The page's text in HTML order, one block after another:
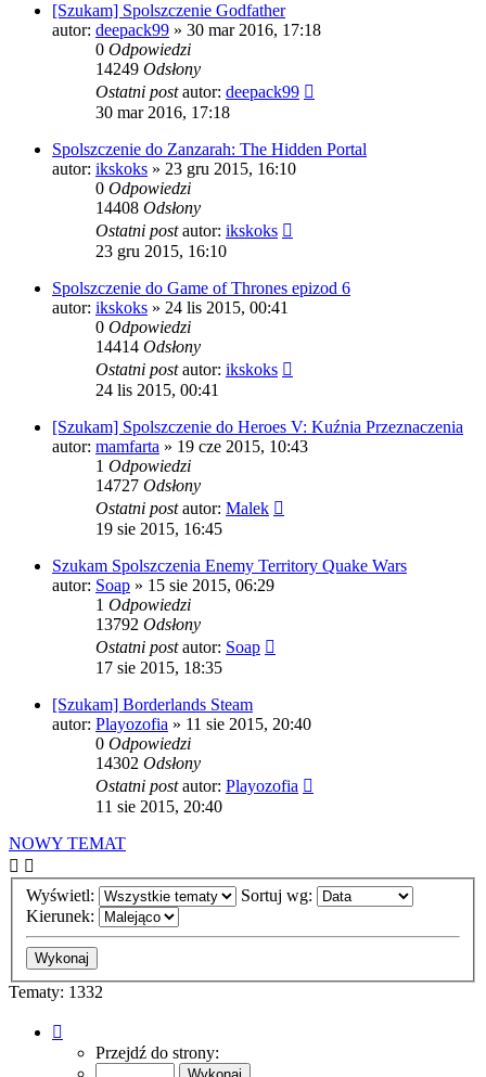
[Szukam] Spolszczenie Godfather
autor: deepack99 » 30 mar 2016, 17:18
0 Odpowiedzi
14249 Odsłony
Ostatni postautor: deepack99
30 mar 2016, 17:18
Spolszczenie do Zanzarah: The Hidden Portal
autor: ikskoks » 23 gru 2015, 16:10
0 Odpowiedzi
14408 Odsłony
Ostatni postautor: ikskoks
23 gru 2015, 16:10
Spolszczenie do Game of Thrones epizod 6
autor: ikskoks » 24 lis 2015, 00:41
0 Odpowiedzi
14414 Odsłony
Ostatni postautor: ikskoks
24 lis 2015, 00:41
[Szukam] Spolszczenie do Heroes V: Kuźnia Przeznaczenia
autor: mamfarta » 19 cze 2015, 10:43
1 Odpowiedzi
14727 Odsłony
Ostatni postautor: Malek
19 sie 2015, 16:45
Szukam Spolszczenia Enemy Territory Quake Wars
autor: Soap » 15 sie 2015, 06:29
1 Odpowiedzi
13792 Odsłony
Ostatni postautor: Soap
17 sie 2015, 18:35
[Szukam] Borderlands Steam
autor: Playozofia » 11 sie 2015, 20:40
0 Odpowiedzi
14302 Odsłony
Ostatni postautor: Playozofia
11 sie 2015, 20:40
NOWY TEMAT
Wyświetl:
Sortuj wg:
Kierunek:
Tematy: 1332
Przejdź do strony: